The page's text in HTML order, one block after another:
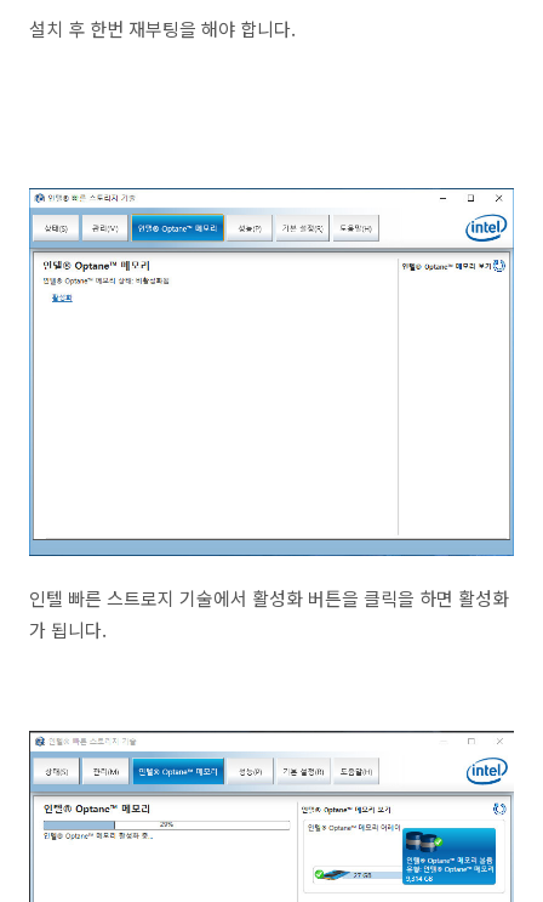
설치 후 한번 재부팅을 해야 합니다.
인텔 빠른 스트로지 기술에서 활성화 버튼을 클릭을 하면 활성화
가 됩니다.